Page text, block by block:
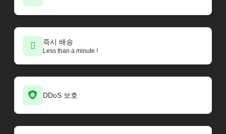
즉시 배송
Less than a minute !
DDoS 보호